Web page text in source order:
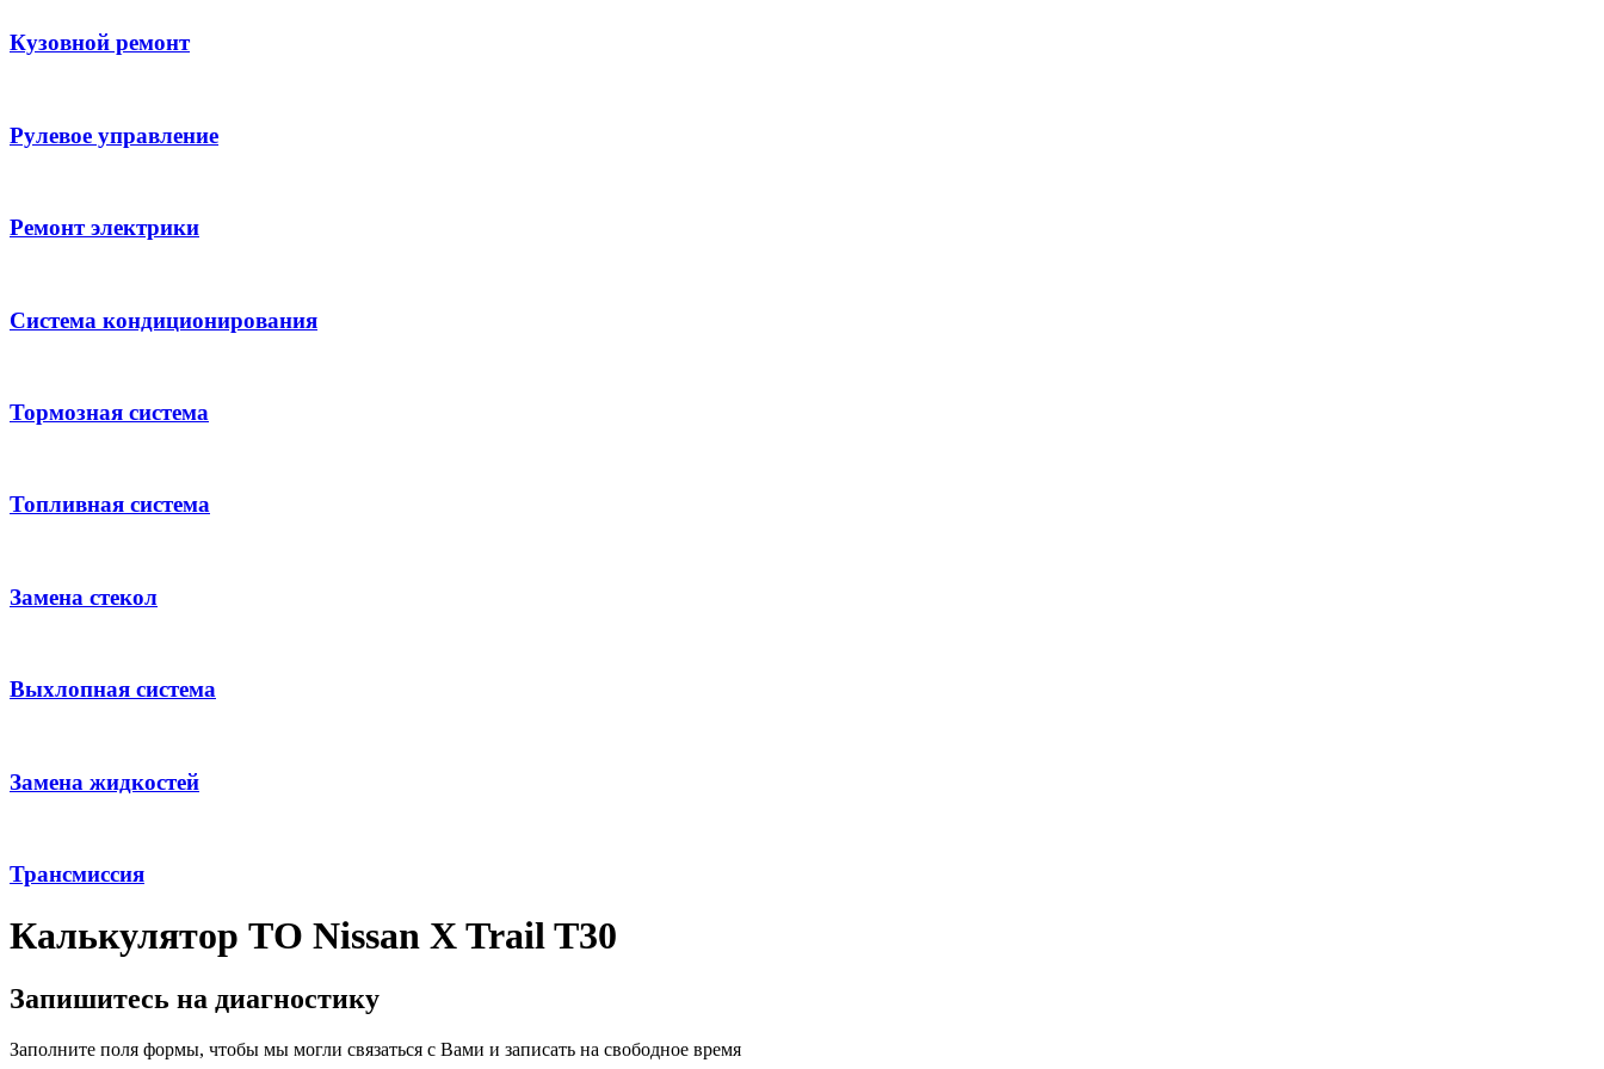
Кузовной ремонт
Рулевое управление
Ремонт электрики
Система кондиционирования
Тормозная система
Топливная система
Замена стекол
Выхлопная система
Замена жидкостей
Трансмиссия
Калькулятор ТО Nissan X Trail T30
Запишитесь на диагностику
Заполните поля формы, чтобы мы могли связаться с Вами и записать на свободное время